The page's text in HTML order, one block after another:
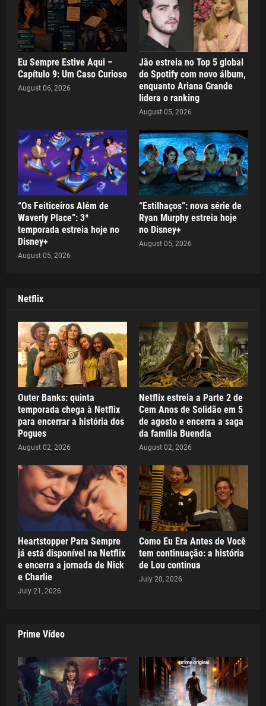
Eu Sempre Estive Aqui –
Capítulo 9: Um Caso Curioso
August 06, 2026
Jão estreia no Top 5 global
do Spotify com novo álbum,
enquanto Ariana Grande
lidera o ranking
August 05, 2026
“Os Feiticeiros Além de
Waverly Place”: 3ª
temporada estreia hoje no
Disney+
August 05, 2026
“Estilhaços”: nova série de
Ryan Murphy estreia hoje
no Disney+
August 05, 2026
Netflix
Outer Banks: quinta
temporada chega à Netflix
para encerrar a história dos
Pogues
August 02, 2026
Netflix estreia a Parte 2 de
Cem Anos de Solidão em 5
de agosto e encerra a saga
da família Buendía
August 02, 2026
Heartstopper Para Sempre
já está disponível na Netflix
e encerra a jornada de Nick
e Charlie
July 21, 2026
Como Eu Era Antes de Você
tem continuação: a história
de Lou continua
July 20, 2026
Prime Vídeo